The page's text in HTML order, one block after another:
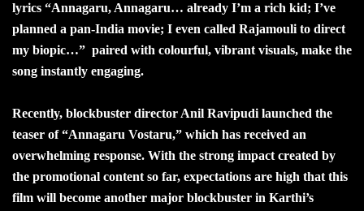
lyrics “Annagaru, Annagaru… already I’m a rich kid; I’ve
planned a pan-India movie; I even called Rajamouli to direct
my biopic…” paired with colourful, vibrant visuals, make the
song instantly engaging.
Recently, blockbuster director Anil Ravipudi launched the
teaser of “Annagaru Vostaru,” which has received an
overwhelming response. With the strong impact created by
the promotional content so far, expectations are high that this
film will become another major blockbuster in Karthi’s